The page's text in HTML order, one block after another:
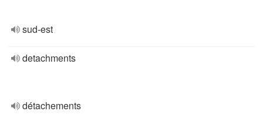
sud-est
detachments
détachements